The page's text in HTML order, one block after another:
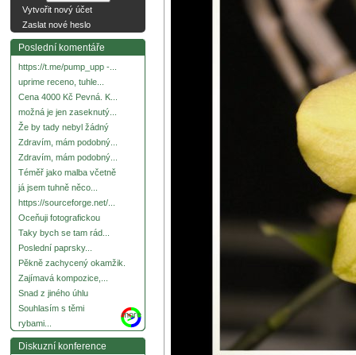
Vytvořit nový účet
Zaslat nové heslo
Poslední komentáře
https://t.me/pump_upp -...
uprime receno, tuhle...
Cena 4000 Kč Pevná. K...
možná je jen zaseknutý...
Že by tady nebyl žádný
Zdravím, mám podobný...
Zdravím, mám podobný...
Téměř jako malba včetně
já jsem tuhně něco...
https://sourceforge.net/...
Oceňuji fotografickou
Taky bych se tam rád...
Poslední paprsky...
Pěkně zachycený okamžik.
Zajímavá kompozice,...
Snad z jiného úhlu
Souhlasím s těmi
rybami...
more
Diskuzní konference